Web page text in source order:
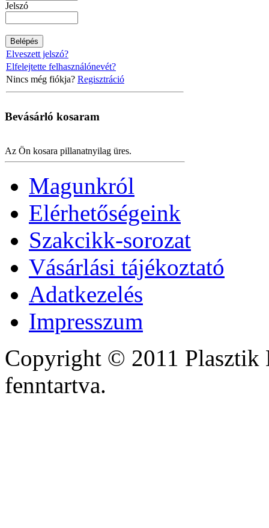
Jelszó
Elveszett jelszó?
Elfelejtette felhasználónevét?
Nincs még fiókja? Regisztráció
Bevásárló kosaram
Az Ön kosara pillanatnyilag üres.
Magunkról
Elérhetőségeink
Szakcikk-sorozat
Vásárlási tájékoztató
Adatkezelés
Impresszum
Copyright © 2011
fenntartva.